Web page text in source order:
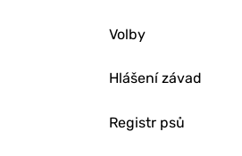
Volby
Hlášení závad
Registr psů